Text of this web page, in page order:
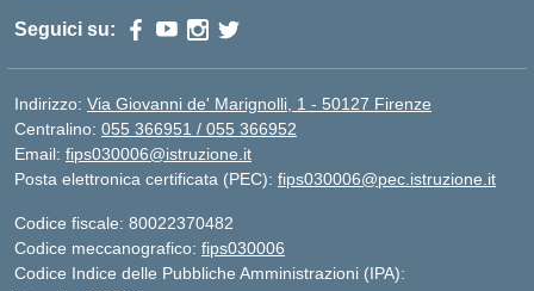
Seguici su:
Indirizzo: Via Giovanni de' Marignolli, 1 - 50127 Firenze
Centralino: 055 366951 / 055 366952
Email: fips030006@istruzione.it
Posta elettronica certificata (PEC): fips030006@pec.istruzione.it
Codice fiscale: 80022370482
Codice meccanografico: fips030006
Codice Indice delle Pubbliche Amministrazioni (IPA):